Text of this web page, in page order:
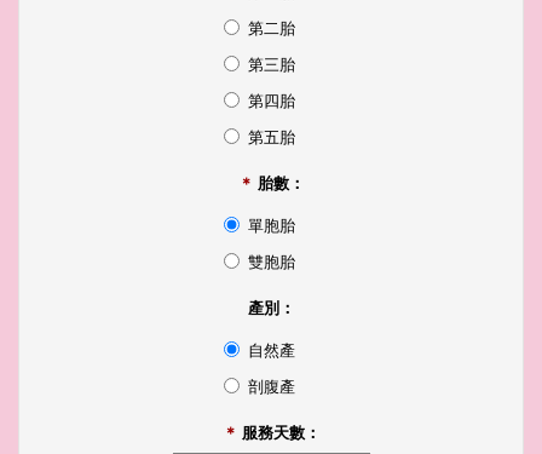
第二胎
第三胎
第四胎
第五胎
＊ 胎數：
單胞胎
雙胞胎
產別：
自然產
剖腹產
＊ 服務天數：